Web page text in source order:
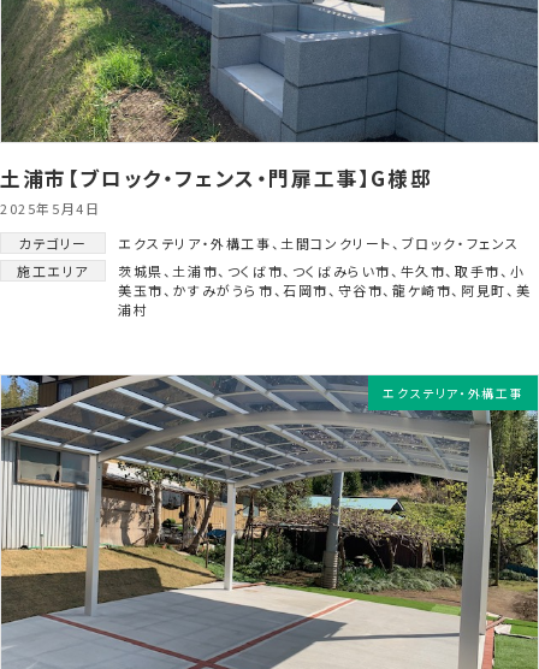
土浦市【ブロック・フェンス・門扉工事】G様邸
2025年5月4日
カテゴリー
エクステリア・外構工事、 土間コンクリート、 ブロック・フェンス
施工エリア
茨城県、土浦市、 つくば市、 つくばみらい市、 牛久市、取手市、 小
美玉市、 かすみがうら市、石岡市、 守谷市、龍ケ崎市、 阿見町、 美
浦村
エクステリア・外構工事